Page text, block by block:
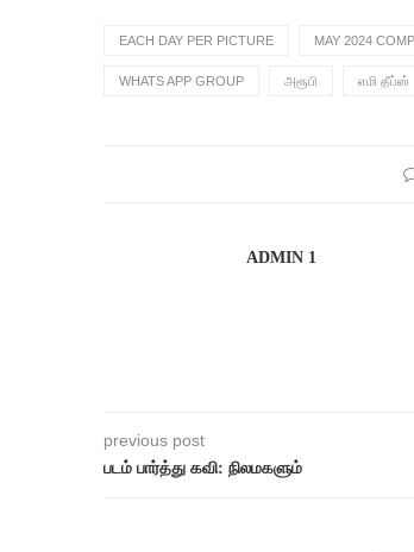
EACH DAY PER PICTURE MAY 2024
WHATS APP GROUP அரூபி எமி தீப்ஸ்
ADMIN 1
previous post
படம் பார்த்து கவி: நிலமகளும்